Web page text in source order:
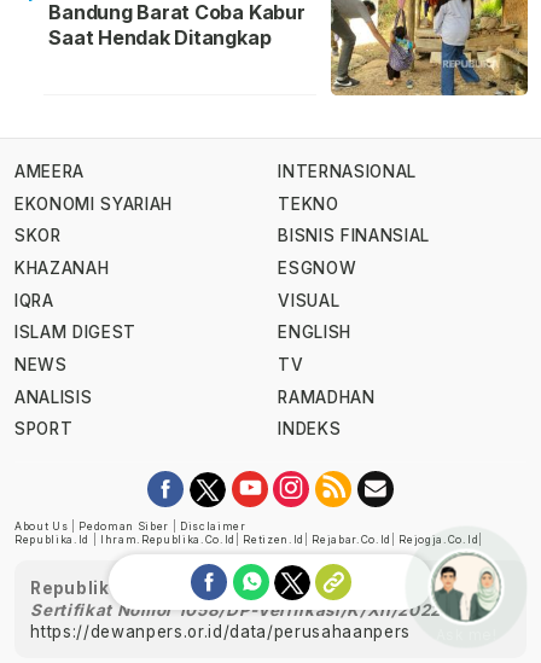
Bandung Barat Coba Kabur
Saat Hendak Ditangkap
AMEERA
EKONOMI SYARIAH
SKOR
KHAZANAH
IQRA
ISLAM DIGEST
NEWS
ANALISIS
SPORT
INTERNASIONAL
TEKNO
BISNIS FINANSIAL
ESGNOW
VISUAL
ENGLISH
TV
RAMADHAN
INDEKS
About Us Pedoman Siber
Disclaimer
Republika.id
Ihram.republika.co.id Retizen.id Rejabar.co.id Rejogja.co.id
Republika telah diverifikasi oleh Dewan Pers
Sertifikat Nomor 1058/DP-Verifikasi/K/XII/2022
https://dewanpers.or.id/data/perusahaanpers